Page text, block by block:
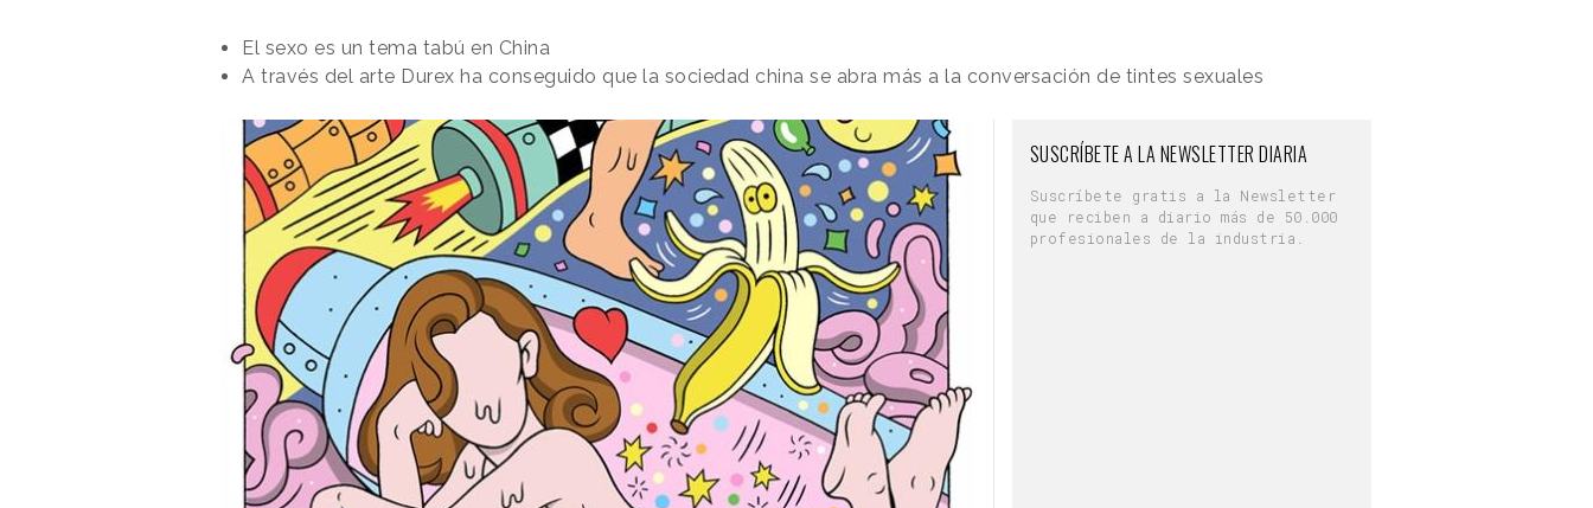
El sexo es un tema tabú en China
A través del arte Durex ha conseguido que la sociedad china se abra más a la conversación de tintes sexuales
SUSCRÍBETE A LA NEWSLETTER DIARIA
Suscríbete gratis a la Newsletter
que reciben a diario más de 50.000
profesionales de la industria.